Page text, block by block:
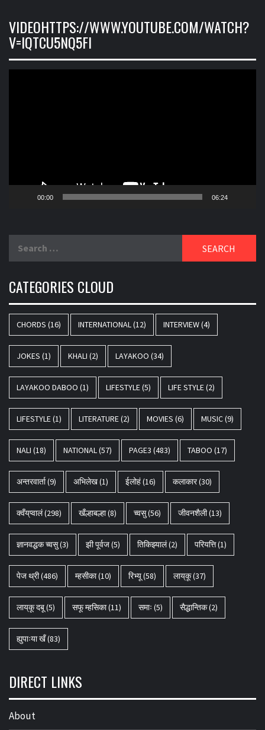
VIDEOHTTPS://WWW.YOUTUBE.COM/WATCH?
V=IQTCU5NQ5FI
00:00 06:24
CATEGORIES CLOUD
CHORDS (16) INTERNATIONAL(12) INTERVIEW(4)
JOKES (1) KHALI (2) LAYAKOO (34)
LAYAKOO DABOO (1) LIFESTYLE(5) LIFE STYLE(2)
LIFESTYLE(1) LITERATURE(2) MOVIES (6) MUSIC(9)
NALI (18) NATIONAL(57) PAGE3 (483) TABOO (17)
अन्तरवार्ता(9) अभिलेख(1) ईलोहं(16) कलाकार(30)
क्वँय्‌प्वालं(298) खँल्हाबल्हा(8) च्वसु(56) जीवनशैली(13)
ज्ञानवद्धक च्वसु(3) झी पूर्वज(5) तिकिझ्यालं(2) परियत्ति(1)
पेज थ्री(486) म्हसीका(10) रिभ्यू(58) लाय्‌कू(37)
लाय्‌कू दबू(5) सफू म्हसिका(11) समाः (5) सैद्धान्तिक(2)
ह्युपाःया खँ(83)
DIRECT LINKS
About